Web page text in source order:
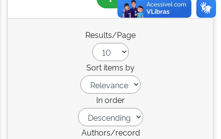
Results/Page
Sort items by
In order
Authors/record